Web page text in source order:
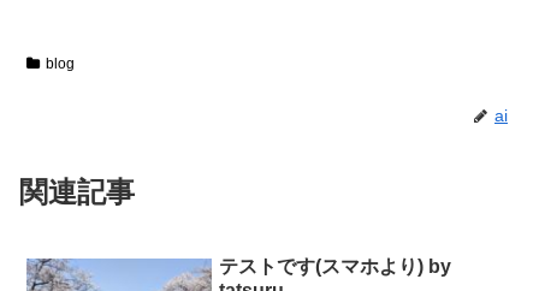
blog
ai
関連記事
テストです(スマホより) by